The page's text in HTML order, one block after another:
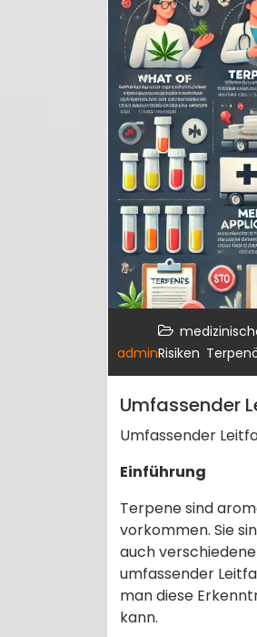
adminRisiken
Umfassender
Umfassender
Einführung
Terpene sind
vorkommen. Sie
auch
umfassender
man diese
kann.